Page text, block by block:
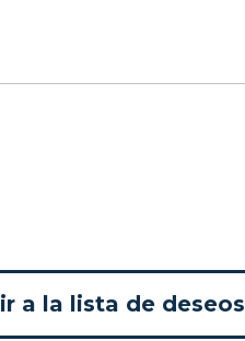
a la lista de deseos